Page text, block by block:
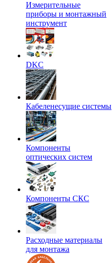
Измерительные
приборы и монтажный
инструмент
DKC
Кабеленесущие системы
Компоненты
оптических систем
Компоненты СКС
Расходные материалы
для монтажа